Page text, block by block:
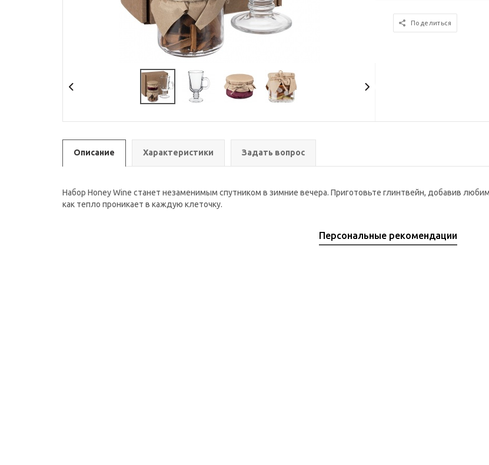
Поделиться
Описание Характеристики Задать вопрос
Набор Honey Wine станет незаменимым спутником в зимние вечера. Приготовьте глинтвейн, добавив
как тепло проникает в каждую клеточку.
Персональные рекомендации